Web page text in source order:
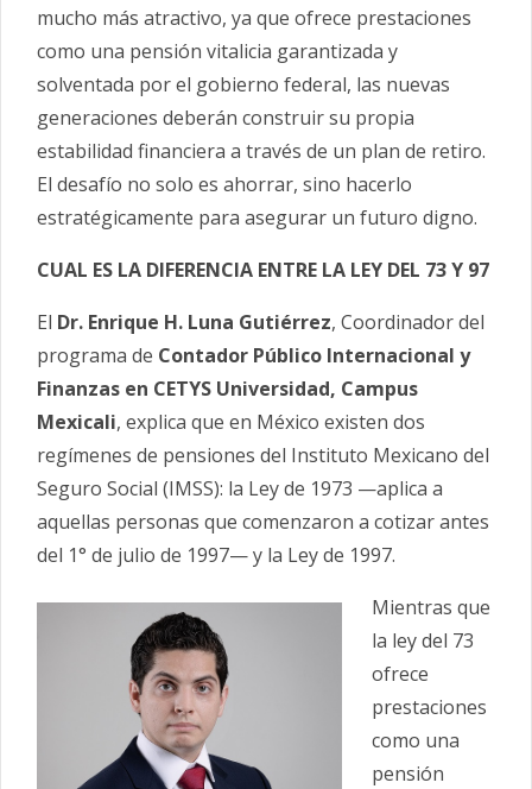
mucho más atractivo, ya que ofrece prestaciones
como una pensión vitalicia garantizada y
solventada por el gobierno federal, las nuevas
generaciones deberán construir su propia
estabilidad financiera a través de un plan de retiro.
El desafío no solo es ahorrar, sino hacerlo
estratégicamente para asegurar un futuro digno.
CUAL ES LA DIFERENCIA ENTRE LA LEY DEL 73 Y 97
El Dr. Enrique H. Luna Gutiérrez, Coordinador del
programa de Contador Público Internacional y
Finanzas en CETYS Universidad, Campus
Mexicali, explica que en México existen dos
regímenes de pensiones del Instituto Mexicano del
Seguro Social (IMSS): la Ley de 1973 —aplica a
aquellas personas que comenzaron a cotizar antes
del 1° de julio de 1997— y la Ley de 1997.
Mientras que
la ley del 73
ofrece
prestaciones
como una
pensión